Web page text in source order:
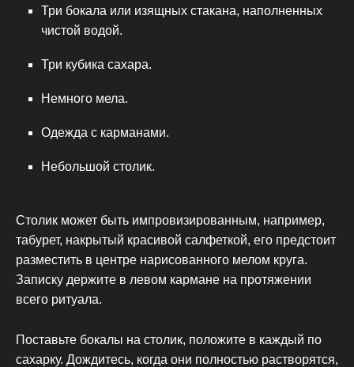
Три бокала или изящных стакана, наполненных
чистой водой.
Три кубика сахара.
Немного мела.
Одежда с карманами.
Небольшой столик.
Столик может быть импровизированным, например,
табурет, накрытый красивой салфеткой, его предстоит
разместить в центре нарисованного мелом круга.
Записку держите в левом кармане на протяжении
всего ритуала.
Поставьте бокалы на столик, положите в каждый по
сахарку. Дождитесь, когда они полностью растворятся,